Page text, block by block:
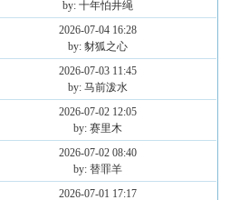
by: 十年怕井绳
2026-07-04 16:28
by: 豺狐之心
2026-07-03 11:45
by: 马前泼水
2026-07-02 12:05
by: 赛里木
2026-07-02 08:40
by: 替罪羊
2026-07-01 17:17